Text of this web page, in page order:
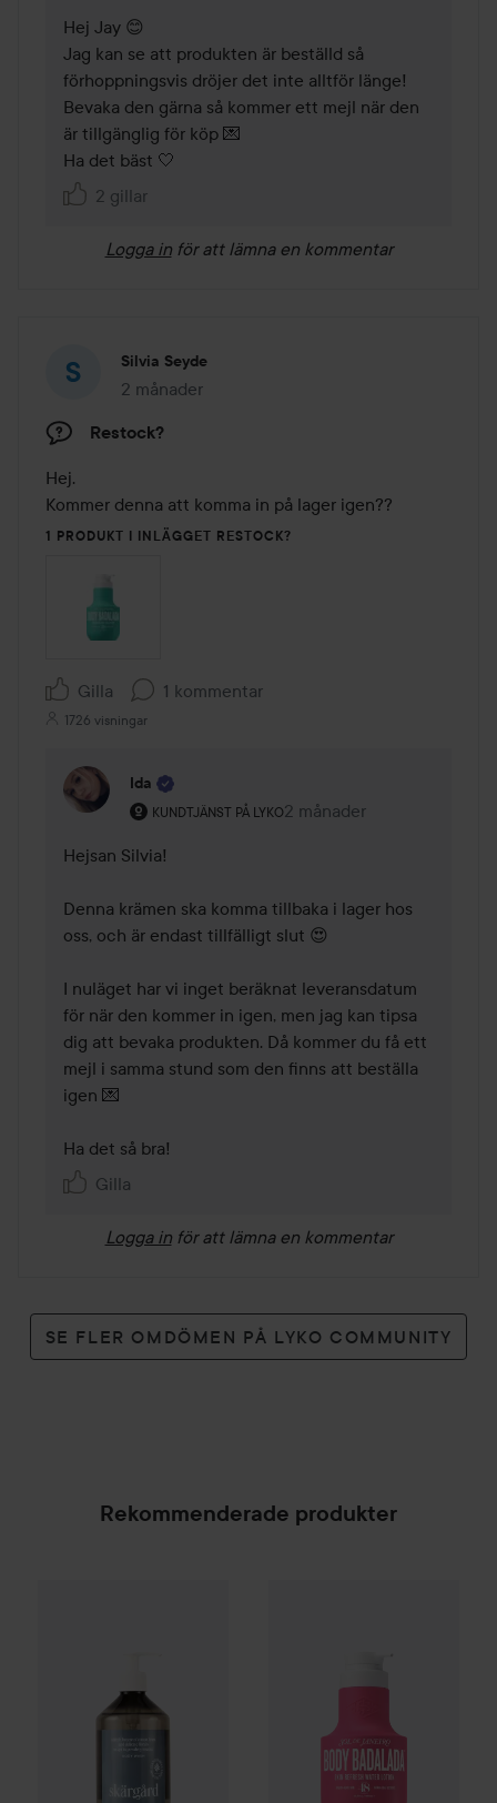
Hej Jay 😊
Jag kan se att produkten är beställd så
förhoppningsvis dröjer det inte alltför länge!
Bevaka den gärna så kommer ett mejl när den
är tillgänglig för köp 💌
Ha det bäst 🤍
2 gillar
Logga in för att lämna en kommentar
Silvia Seyde
2 månader
Inlägget skapades 2 månader
Restock?
Hej.
Kommer denna att komma in på lager igen??
1 PRODUKT I INLÄGGET RESTOCK?
Gilla 1 kommentar
1726 visningar
Ida
KUNDTJÄNST PÅ LYKO
Användarens roll: Kundtjänst på Lyko.
2 månader
Kommentaren lades 2
Hejsan Silvia!
Denna krämen ska komma tillbaka i lager hos
oss, och är endast tillfälligt slut 😍
I nuläget har vi inget beräknat leveransdatum
för när den kommer in igen, men jag kan tipsa
dig att bevaka produkten. Då kommer du få ett
mejl i samma stund som den finns att beställa
igen 💌
Ha det så bra!
Gilla
Logga in för att lämna en kommentar
SE FLER OMDÖMEN PÅ LYKO COMMUNITY
Rekommenderade produkter